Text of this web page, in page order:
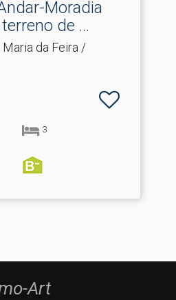
Moradia
de .​..
da Feira /
3
Art